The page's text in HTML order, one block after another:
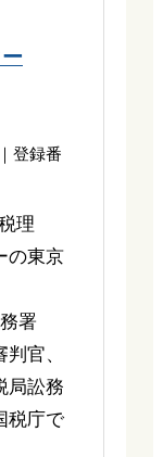
登録番
理
の東京
署
官、
局訟務
税庁で